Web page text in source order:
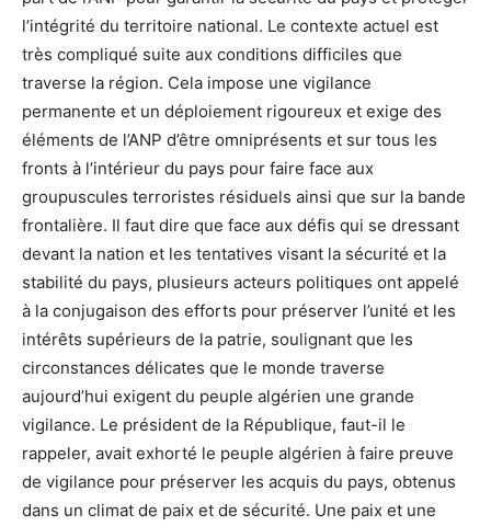
l’intégrité du territoire national. Le contexte actuel est
très compliqué suite aux conditions difficiles que
traverse la région. Cela impose une vigilance
permanente et un déploiement rigoureux et exige des
éléments de l’ANP d’être omniprésents et sur tous les
fronts à l’intérieur du pays pour faire face aux
groupuscules terroristes résiduels ainsi que sur la bande
frontalière. Il faut dire que face aux défis qui se dressant
devant la nation et les tentatives visant la sécurité et la
stabilité du pays, plusieurs acteurs politiques ont appelé
à la conjugaison des efforts pour préserver l’unité et les
intérêts supérieurs de la patrie, soulignant que les
circonstances délicates que le monde traverse
aujourd’hui exigent du peuple algérien une grande
vigilance. Le président de la République, faut-il le
rappeler, avait exhorté le peuple algérien à faire preuve
de vigilance pour préserver les acquis du pays, obtenus
dans un climat de paix et de sécurité. Une paix et une